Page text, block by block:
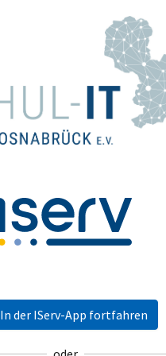
In der IServ-App fortfahren